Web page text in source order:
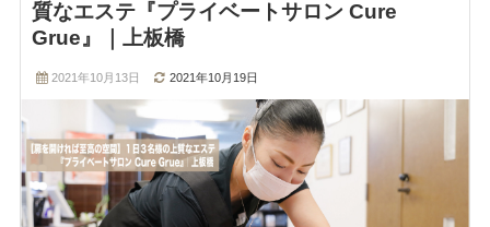
質なエステ『プライベートサロン Cure
Grue』｜上板橋
2021年10月13日 2021年10月19日